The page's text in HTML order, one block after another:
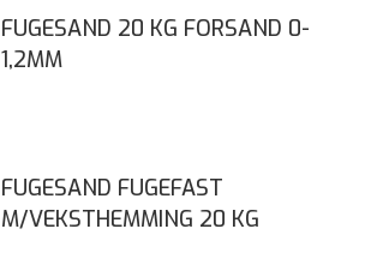
FUGESAND 20 KG FORSAND 0-
1,2MM
FUGESAND FUGEFAST
M/VEKSTHEMMING 20 KG